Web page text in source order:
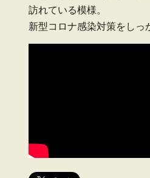
訪れている模様。
新型コロナ感染対策をしっ